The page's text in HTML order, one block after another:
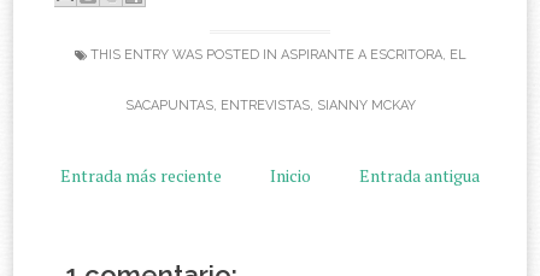
THIS ENTRY WAS POSTED IN ASPIRANTE A ESCRITORA, EL
SACAPUNTAS, ENTREVISTAS, SIANNY MCKAY
Entrada más reciente Entrada antigua
Inicio